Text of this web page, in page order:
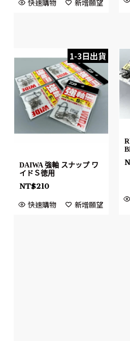
快速購物 新增願望
1-3日出貨
DAIWA 強軸 スナップ ワ
イドＳ徳用
NT$210
快速購物 新增願望